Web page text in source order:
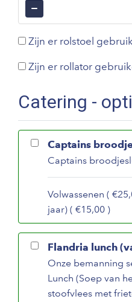
−
Zijn er rolstoel
Zijn er rollator
Catering -
Captains
Captains
Volwassenen (
jaar) ( €15,00 )
Flandria lunch
Onze bemanning
Lunch (Soep van
stoofvlees met